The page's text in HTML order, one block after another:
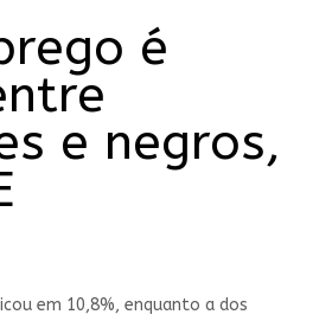
é
e negros,
em 10,8%, enquanto a dos